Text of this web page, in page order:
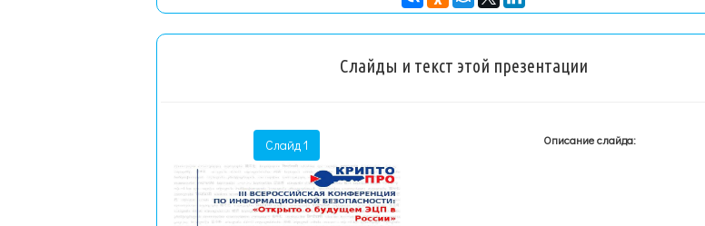
Слайды и текст этой презентации
Слайд 1 Описание слайда: